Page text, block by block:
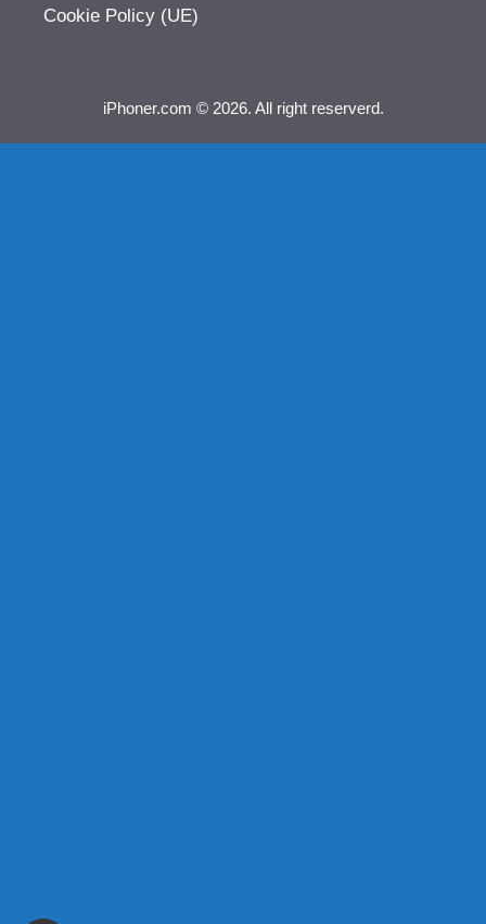
Cookie Policy (UE)
iPhoner.com © 2026. All right reserverd.